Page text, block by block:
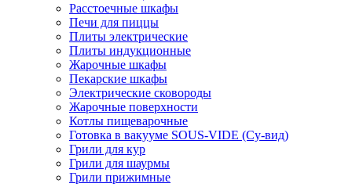
Расстоечные шкафы
Печи для пиццы
Плиты электрические
Плиты индукционные
Жарочные шкафы
Пекарские шкафы
Электрические сковороды
Жарочные поверхности
Котлы пищеварочные
Готовка в вакууме SOUS-VIDE (Су-вид)
Грили для кур
Грили для шаурмы
Грили прижимные